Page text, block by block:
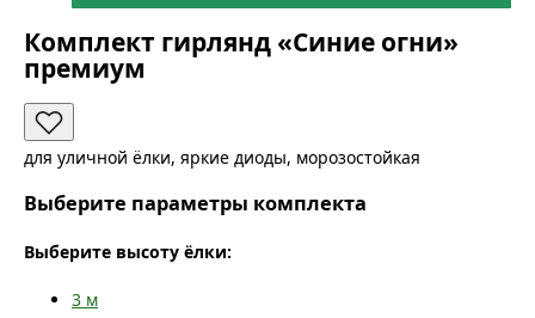
Комплект гирлянд «Синие огни»
премиум
для уличной ёлки, яркие диоды, морозостойкая
Выберите параметры комплекта
Выберите высоту ёлки:
3 м